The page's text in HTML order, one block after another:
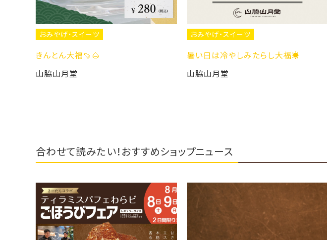
おみやげ・スイーツ
暑い日は冷やしみたらし大福☀️
山脇山月堂
おみやげ・スイーツ
夏☀️きびだんご
山脇山月堂
合わせて読みたい！おすすめショップニュース